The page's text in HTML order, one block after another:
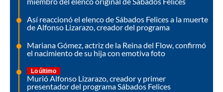
Así reaccionó el elenco de Sábados Felices a la muerte
de Alfonso Lizarazo, creador del programa
Mariana Gómez, actriz de la Reina del Flow, confirmó
el nacimiento de su hija con emotiva foto
Lo último
Murió Alfonso Lizarazo, creador y primer
presentador del programa Sábados Felices